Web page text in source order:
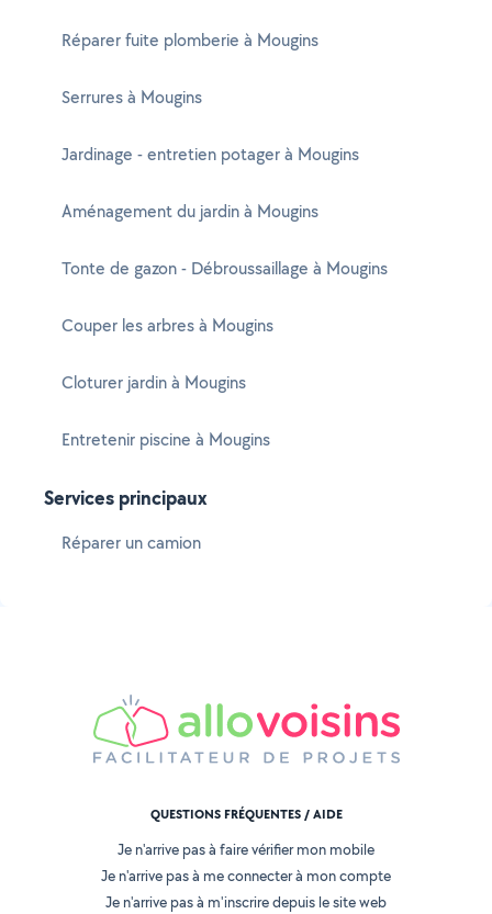
Réparer fuite plomberie à Mougins
Serrures à Mougins
Jardinage - entretien potager à Mougins
Aménagement du jardin à Mougins
Tonte de gazon - Débroussaillage à Mougins
Couper les arbres à Mougins
Cloturer jardin à Mougins
Entretenir piscine à Mougins
Services principaux
Réparer un camion
QUESTIONS FRÉQUENTES / AIDE
Je n'arrive pas à faire vérifier mon mobile
Je n'arrive pas à me connecter à mon compte
Je n'arrive pas à m'inscrire depuis le site web